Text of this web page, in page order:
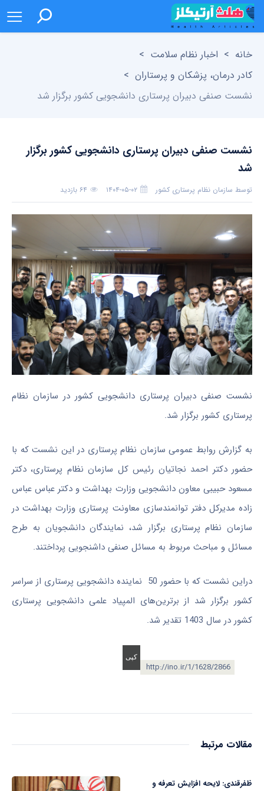
خانه > اخبار نظام سلامت >
کادر درمان، پزشکان و پرستاران >
نشست صنفی دبیران پرستاری دانشجویی کشور برگزار شد
نشست صنفی دبیران پرستاری دانشجویی کشور برگزار
شد
توسط سازمان نظام پرستاری کشور ۱۴۰۴-۰۵-۰۲
۶۴ بازدید
بدون دیدگاه
نشست صنفی دبیران پرستاری دانشجویی کشور در سازمان نظام
پرستاری کشور برگزار شد.
به گزارش روابط عمومی سازمان نظام پرستاری در این نشست که با
حضور دکتر احمد نجاتیان رئیس کل سازمان نظام پرستاری، دکتر
مسعود حبیبی معاون دانشجویی وزارت بهداشت و دکتر عباس عباس
زاده مدیرکل دفتر توانمندسازی معاونت پرستاری وزارت بهداشت در
سازمان نظام پرستاری برگزار شد، نمایندگان دانشجویان به طرح
مسائل و مباحث مربوط به مسائل صنفی داشنجویی پرداختند.
دراین نشست که با حضور 50 نماینده دانشجویی پرستاری از سراسر
کشور برگزار شد از برترین‌های المپیاد علمی دانشجویی پرستاری
کشور در سال 1403 تقدیر شد.
http://ino.ir/1/1628/2866
مقالات مرتبط
ظفرقندی: لایحه افزایش تعرفه و